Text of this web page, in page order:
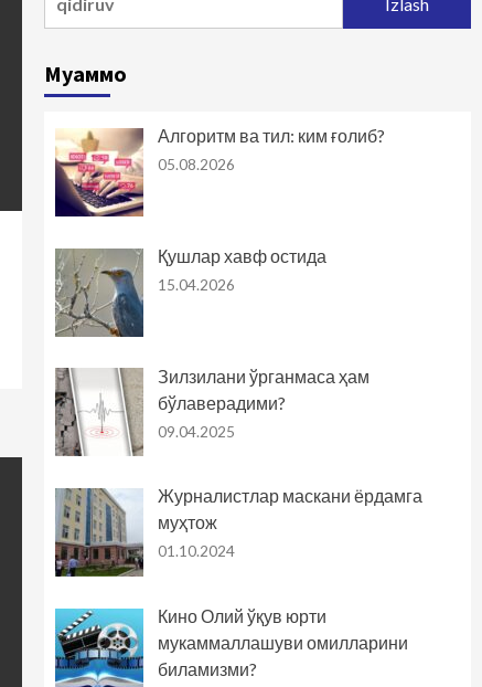
Муаммо
Алгоритм ва тил: ким ғолиб?
05.08.2026
Қушлар хавф остида
15.04.2026
Зилзилани ўрганмаса ҳам
бўлаверадими?
09.04.2025
Журналистлар маскани ёрдамга
муҳтож
01.10.2024
Кино Олий ўқув юрти
мукаммаллашуви омилларини
биламизми?